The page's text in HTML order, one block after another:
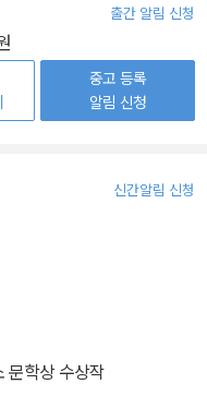
출간 알림 신청
중고 등록
알림 신청
신간알림 신청
문학상 수상작